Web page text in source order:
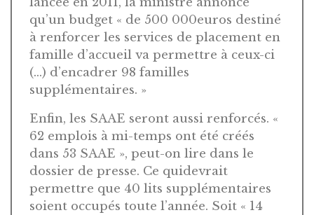
qu’un budget « de 500 000euros destiné
à renforcer les services de placement en
famille d’accueil va permettre à ceux-ci
(…) d’encadrer 98 familles
supplémentaires. »
Enfin, les SAAE seront aussi renforcés. «
62 emplois à mi-temps ont été créés
dans 53 SAAE », peut-on lire dans le
dossier de presse. Ce quidevrait
permettre que 40 lits supplémentaires
soient occupés toute l’année. Soit « 14